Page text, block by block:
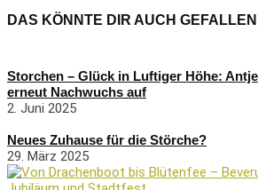
DAS KÖNNTE DIR AUCH GEFALLEN
Storchen – Glück in Luftiger Höhe:
erneut Nachwuchs auf
2. Juni 2025
Neues Zuhause für die Störche?
29. März 2025